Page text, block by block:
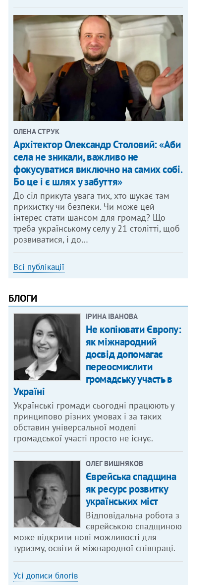
ОЛЕНА СТРУК
Архітектор Олександр Столовий: «Аби
села не зникали, важливо не
фокусуватися виключно на самих собі.
Бо це і є шлях у забуття»
До сіл прикута увага тих, хто шукає там
прихистку чи безпеки. Чи може цей
інтерес стати шансом для громад? Що
треба українському селу у 21 столітті, щоб
розвиватися, і до…
Всі публікації
БЛОГИ
ІРИНА ІВАНОВА
Не копіювати Європу:
як міжнародний
досвід допомагає
переосмислити
громадську участь в
Україні
Українські громади сьогодні працюють у
принципово різних умовах і за таких
обставин універсальної моделі
громадської участі просто не існує.
ОЛЕГ ВИШНЯКОВ
Єврейська спадщина
як ресурс розвитку
українських міст
Відповідальна робота з
єврейською спадщиною
може відкрити нові можливості для
туризму, освіти й міжнародної співпраці.
Усі дописи блогів